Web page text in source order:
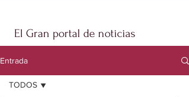
El Gran portal de noticias
Entrada
TODOS